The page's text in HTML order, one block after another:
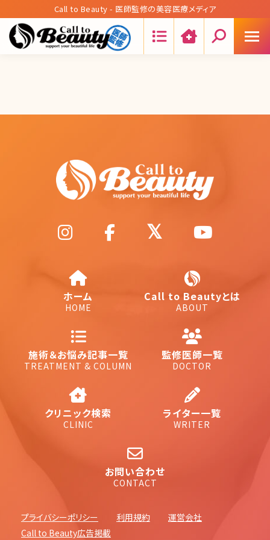
Call to Beauty - 医師監修の美容医療メディア
ホーム
HOME
Call to Beautyとは
ABOUT
施術＆お悩み記事一覧
TREATMENT & COLUMN
監修医師一覧
DOCTOR
クリニック検索
CLINIC
ライター一覧
WRITER
お問い合わせ
CONTACT
プライバシーポリシー 利用規約
運営会社
Call to Beauty広告掲載